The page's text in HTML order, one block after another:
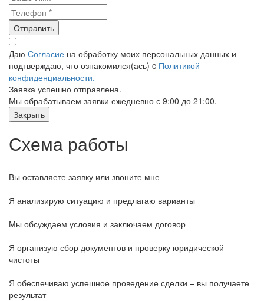
Отправить
Даю Согласие на обработку моих персональных данных и
подтверждаю, что ознакомился(ась) c Политикой
конфиденциальности.
Заявка успешно отправлена.
Мы обрабатываем заявки ежедневно с 9:00 до 21:00.
Закрыть
Схема работы
Вы оставляете заявку или звоните мне
Я анализирую ситуацию и предлагаю варианты
Мы обсуждаем условия и заключаем договор
Я организую сбор документов и проверку юридической
чистоты
Я обеспечиваю успешное проведение сделки – вы получаете
результат